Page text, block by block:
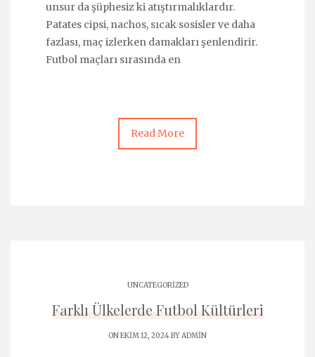
unsur da şüphesiz ki atıştırmalıklardır.
Patates cipsi, nachos, sıcak sosisler ve daha
fazlası, maç izlerken damakları şenlendirir.
Futbol maçları sırasında en
Read More
UNCATEGORIZED
Farklı Ülkelerde Futbol Kültürleri
ON EKIM 12, 2024 BYADMIN